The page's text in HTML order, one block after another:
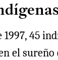
45
el sureño